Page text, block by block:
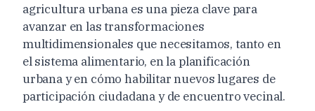
agricultura urbana es una pieza clave para
avanzar en las transformaciones
multidimensionales que necesitamos, tanto en
el sistema alimentario, en la planificación
urbana y en cómo habilitar nuevos lugares de
participación ciudadana y de encuentro vecinal.